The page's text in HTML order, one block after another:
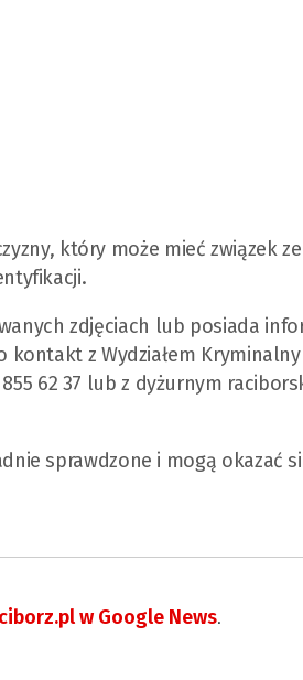
który może mieć związek
zdjęciach lub posiada
kontakt z Wydziałem
62 37 lub z dyżurnym
sprawdzone i mogą okazać
w Google News.